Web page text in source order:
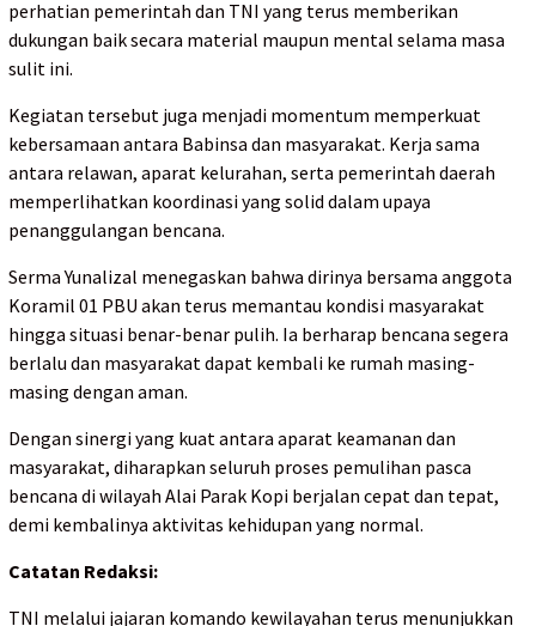
perhatian pemerintah dan TNI yang terus memberikan
dukungan baik secara material maupun mental selama masa
sulit ini.
Kegiatan tersebut juga menjadi momentum memperkuat
kebersamaan antara Babinsa dan masyarakat. Kerja sama
antara relawan, aparat kelurahan, serta pemerintah daerah
memperlihatkan koordinasi yang solid dalam upaya
penanggulangan bencana.
Serma Yunalizal menegaskan bahwa dirinya bersama anggota
Koramil 01 PBU akan terus memantau kondisi masyarakat
hingga situasi benar-benar pulih. Ia berharap bencana segera
berlalu dan masyarakat dapat kembali ke rumah masing-
masing dengan aman.
Dengan sinergi yang kuat antara aparat keamanan dan
masyarakat, diharapkan seluruh proses pemulihan pasca
bencana di wilayah Alai Parak Kopi berjalan cepat dan tepat,
demi kembalinya aktivitas kehidupan yang normal.
Catatan Redaksi:
TNI melalui jajaran komando kewilayahan terus menunjukkan